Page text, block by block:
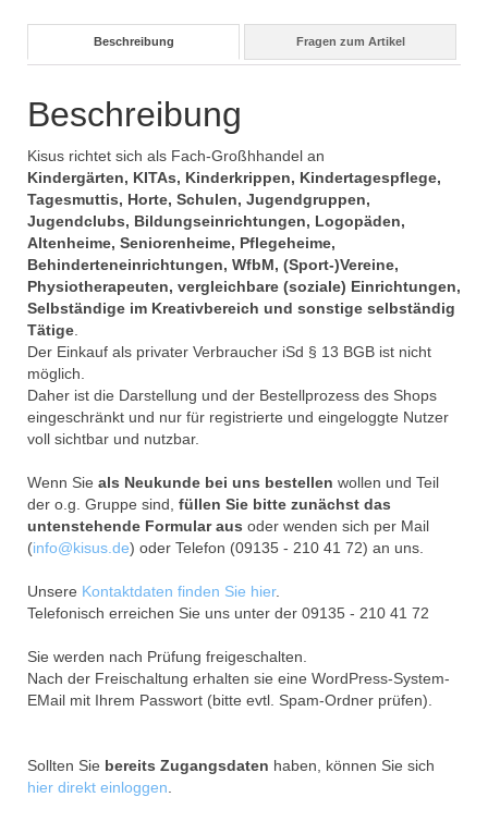
Beschreibung Fragen zum Artikel
Beschreibung
Kisus richtet sich als Fach-Großhhandel an
Kindergärten, KITAs, Kinderkrippen, Kindertagespflege,
Tagesmuttis, Horte, Schulen, Jugendgruppen,
Jugendclubs, Bildungseinrichtungen, Logopäden,
Altenheime, Seniorenheime, Pflegeheime,
Behinderteneinrichtungen, WfbM, (Sport-)Vereine,
Physiotherapeuten, vergleichbare (soziale) Einrichtungen,
Selbständige im Kreativbereich und sonstige selbständig
Tätige
Der Einkauf als privater Verbraucher iSd § 13 BGB ist nicht
möglich.
Daher ist die Darstellung und der Bestellprozess des Shops
eingeschränkt und nur für registrierte und eingeloggte Nutzer
voll sichtbar und nutzbar.
Wenn Sie als Neukunde bei uns bestellen wollen und Teil
der o.g. Gruppe sind, füllen Sie bitte zunächst das
untenstehende Formular aus oder wenden sich per Mail
(info@kisus.de) oder Telefon (09135 - 210 41 72) an uns.
Unsere Kontaktdaten finden Sie hier.
Telefonisch erreichen Sie uns unter der 09135 - 210 41 72
Sie werden nach Prüfung freigeschalten.
Nach der Freischaltung erhalten sie eine WordPress-System-
EMail mit Ihrem Passwort (bitte evtl. Spam-Ordner prüfen).
Sollten Sie bereits Zugangsdaten haben, können Sie sich
hier direkt einloggen